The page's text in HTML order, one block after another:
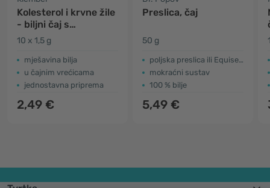
Kolesterol i krvne žile
- biljni čaj s
korijanderom i
kurkumom
10 x 1,5 g
mješavina bilja
u čajnim vrećicama
jednostavna priprema
2,49 €
Preslica, čaj
50 g
poljska preslica ili Equisetum arvense
mokraćni sustav
100 % bilje
5,49 €